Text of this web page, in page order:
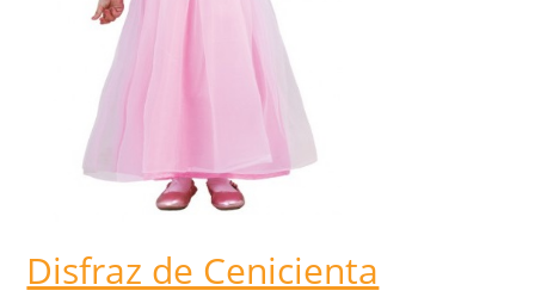
Disfraz de Cenicienta